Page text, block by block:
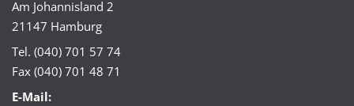
Am Johannisland 2
21147 Hamburg
Tel. (040) 701 57 74
Fax (040) 701 48 71
E-Mail: